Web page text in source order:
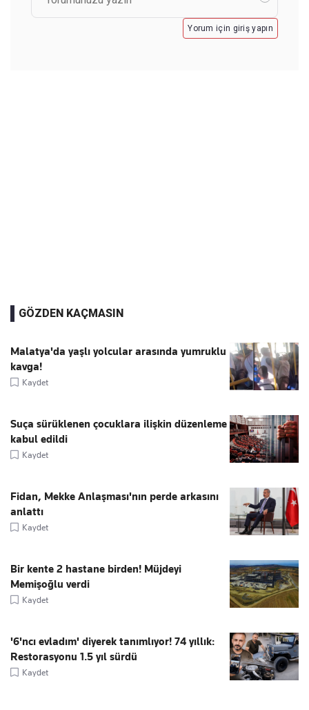
Yorum için giriş yapın
GÖZDEN KAÇMASIN
Malatya'da yaşlı yolcular arasında yumruklu
kavga!
Kaydet
Suça sürüklenen çocuklara ilişkin düzenleme
kabul edildi
Kaydet
Fidan, Mekke Anlaşması'nın perde arkasını
anlattı
Kaydet
Bir kente 2 hastane birden! Müjdeyi
Memişoğlu verdi
Kaydet
'6'ncı evladım' diyerek tanımlıyor! 74 yıllık:
Restorasyonu 1.5 yıl sürdü
Kaydet